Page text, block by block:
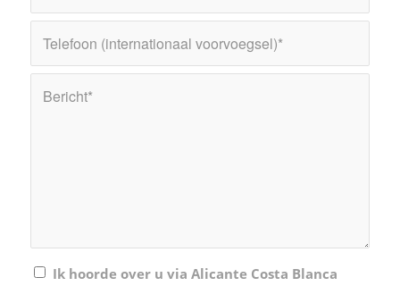
Ik hoorde over u via Alicante Costa Blanca